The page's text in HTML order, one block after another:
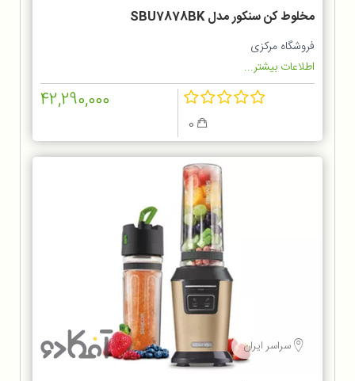
مخلوط‌ کن سنکور مدل SBU7878BK
فروشگاه مرکزی
اطلاعات بیشتر...
42,290,000
سراسر ایران